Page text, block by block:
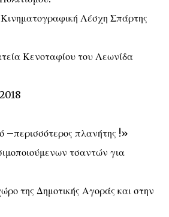
Λέσχη Σπάρτης
Κενοταφίου του Λεωνίδα
–περισσότερος πλανήτης !»
τσαντών για
της Δημοτικής Αγοράς και στην